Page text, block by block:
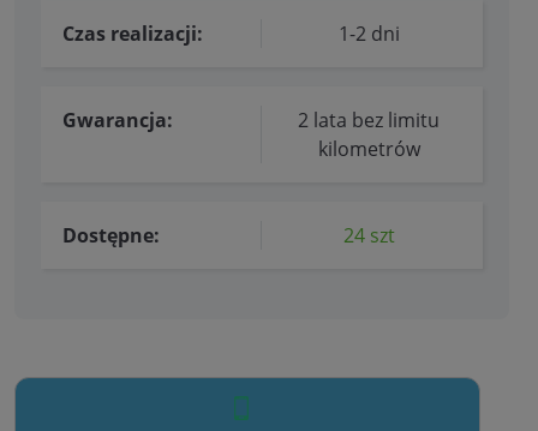
Czas realizacji: 1-2 dni
Gwarancja:
2 lata bez limitu
kilometrów
Dostępne: 24 szt